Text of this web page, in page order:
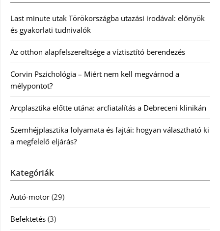
Last minute utak Törökországba utazási irodával: előnyök
és gyakorlati tudnivalók
Az otthon alapfelszereltsége a víztisztító berendezés
Corvin Pszichológia – Miért nem kell megvárnod a
mélypontot?
Arcplasztika előtte utána: arcfiatalítás a Debreceni klinikán
Szemhéjplasztika folyamata és fajtái: hogyan választható ki
a megfelelő eljárás?
Kategóriák
Autó-motor (29)
Befektetés (3)